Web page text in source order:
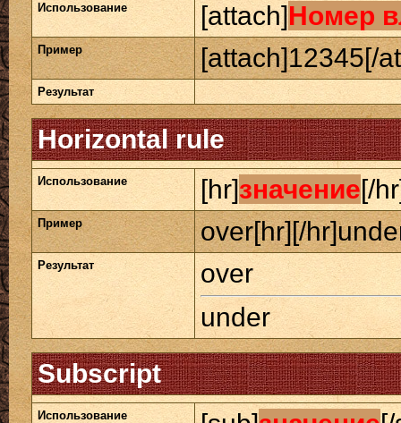
Использование [attach]Номер
Пример [attach]12345[/
Результат
Horizontal rule
Использование [hr]значение[/
Пример over[hr][/
Результат
over
under
Subscript
Использование